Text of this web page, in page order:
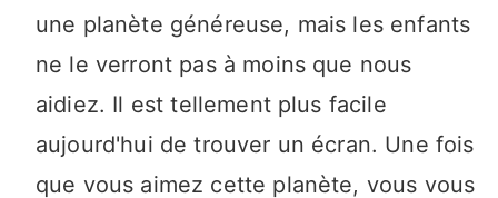
une planète généreuse, mais les enfants
ne le verront pas à moins que nous
aidiez. Il est tellement plus facile
aujourd'hui de trouver un écran. Une fois
que vous aimez cette planète, vous vous